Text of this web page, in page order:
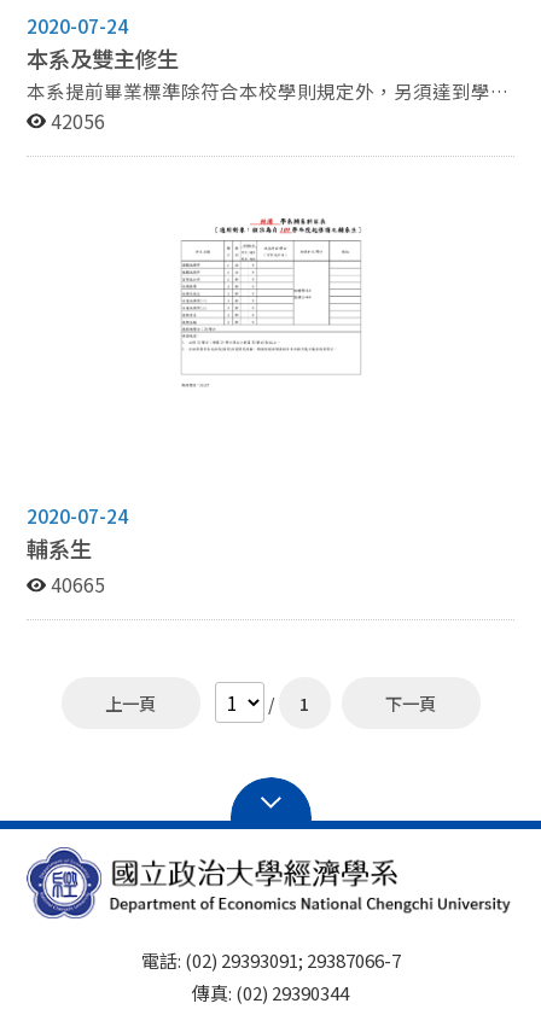
2020-07-24
本系及雙主修生
本系提前畢業標準除符合本校學則規定外，另須達到學業
成績(不含提前畢業當學期)加權總平均八十七分以上或排
42056
2020-07-24
輔系生
40665
上一頁 / 1 下一頁
電話: (02) 29393091; 29387066-7
傳真: (02) 29390344